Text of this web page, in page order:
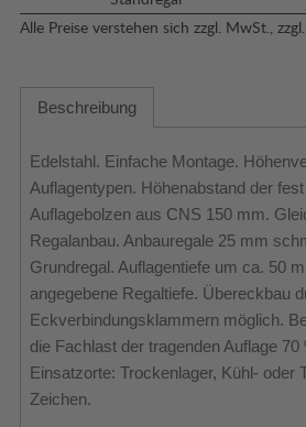
Alle Preise verstehen sich zzgl. MwSt., zzgl.
Beschreibung
Edelstahl. Einfache Montage.
Auflagentypen. Höhenabstand der
Auflagebolzen aus CNS 150 mm.
Regalanbau. Anbauregale 25 mm
Grundregal. Auflagentiefe um ca. 50
angegebene Regaltiefe. Übereckbau
Eckverbindungsklammern möglich.
die Fachlast der tragenden Auflage
Einsatzorte: Trockenlager, Kühl- oder
Zeichen.